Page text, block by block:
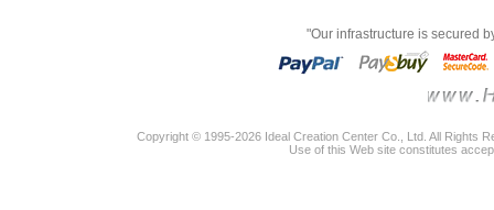
"Our infrastructure is secured
Copyright © 1995-2026 Ideal Creation Center Co., Ltd. All Rights
Use of this Web site constitutes